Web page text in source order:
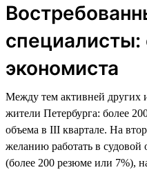
специалисты:
экономиста
Между тем активней других
жители Петербурга: более
объема в III квартале. На
желанию работать в
(более 200 резюме или 7%),